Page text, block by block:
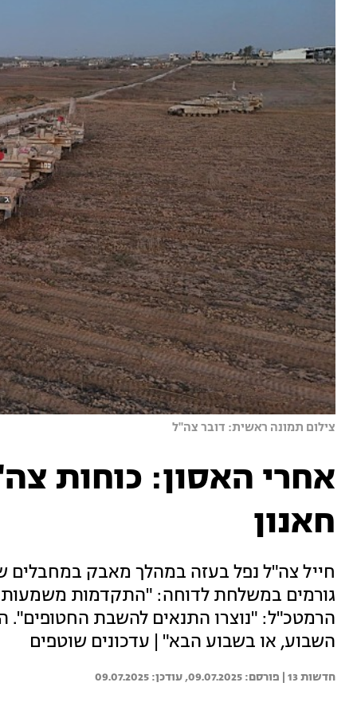
צילום תמונה ראשית: דובר צה"ל
אחרי האסון: כוחות
חאנון
חייל צה"ל נפל בעזה במהלך מאבק במחבלים
גורמים במשלחת לדוחה: "התקדמות
הרמטכ"ל: "נוצרו התנאים להשבת החטופים".
השבוע, או בשבוע הבא" | עדכונים שוטפים
חדשות 13 | 09.07.2025
09.07.2025